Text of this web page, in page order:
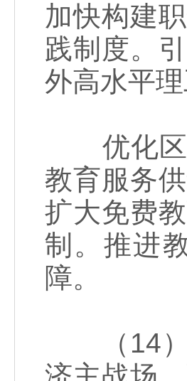
加快构建
践制度。
外高水平
优化区
教育服务
扩大免费
制。推进
障。
（14）